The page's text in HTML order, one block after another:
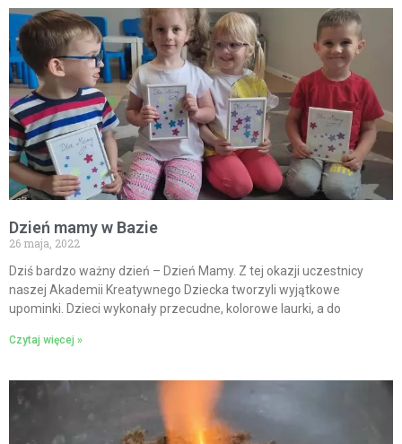
Dzień mamy w Bazie
26 maja, 2022
Dziś bardzo ważny dzień – Dzień Mamy. Z tej okazji uczestnicy
naszej Akademii Kreatywnego Dziecka tworzyli wyjątkowe
upominki. Dzieci wykonały przecudne, kolorowe laurki, a do
Czytaj więcej »